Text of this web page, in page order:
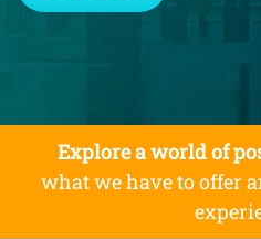
Explore a world of
what we have to offer